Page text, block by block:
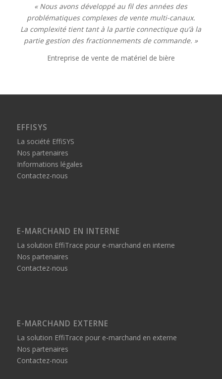
« Nous avons développé au fil des années des
problématiques complexes de vente multi-canaux.
La complexité tient tant à la partie connectique qu’à la
partie gestion des fractionnements de commande. »
Entreprise de vente de matériel de bière
EFFISYS
La société EffiSYS
Nos partenaires
Informations légales
Contactez-nous
E-MARCHAND EN INTERNE
La solution EffiTrace pour e-marchand en interne
Nos partenaires
Contactez-nous
E-MARCHAND EXTERNE
La solution EffiTrace pour e-marchand en externe
Nos partenaires
Contactez-nous